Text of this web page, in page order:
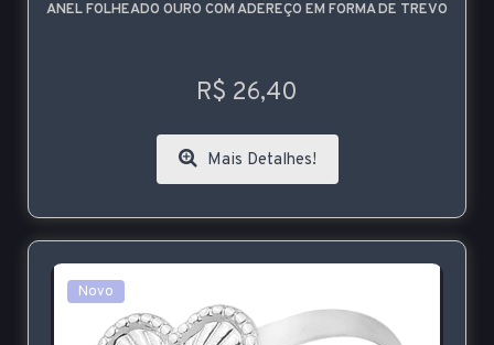
ANEL FOLHEADO OURO COM ADEREÇO EM FORMA DE TREVO
R$ 26,40
Mais Detalhes!
Novo